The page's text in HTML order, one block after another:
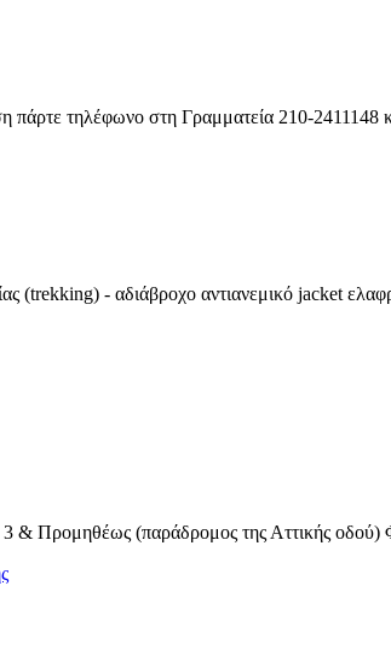
τηλέφωνο στη Γραμματεία 210-2411148
(trekking) - αδιάβροχο αντιανεμικό jacket
& Προμηθέως (παράδρομος της Αττικής